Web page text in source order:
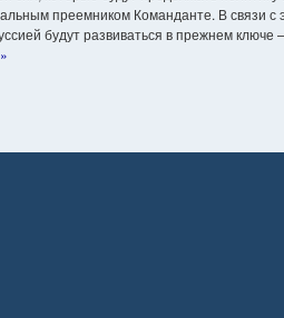
преемником Команданте. В связи
будут развиваться в прежнем